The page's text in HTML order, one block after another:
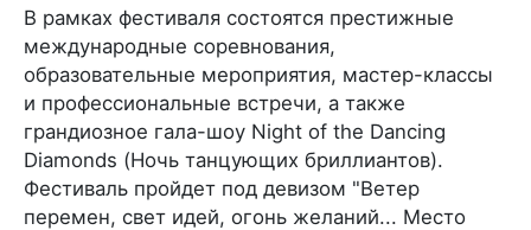
В рамках фестиваля состоятся престижные
международные соревнования,
образовательные мероприятия, мастер-классы
и профессиональные встречи, а также
грандиозное гала-шоу Night of the Dancing
Diamonds (Ночь танцующих бриллиантов).
Фестиваль пройдет под девизом "Ветер
перемен, свет идей, огонь желаний... Место